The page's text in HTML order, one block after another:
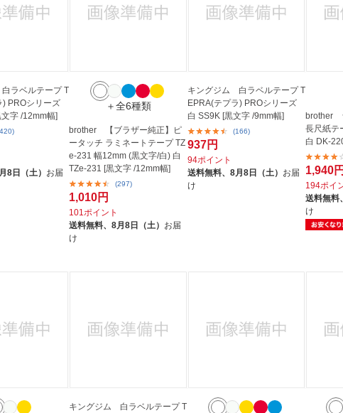
ラベルテープ T
) PROシリーズ
字 /12mm幅]
8日（土） お届
＋全6種類
brother 【ブラザー純正】ピ
ータッチ ラミネートテープ TZ
e-231 幅12mm (黒文字/白) 白
TZe-231 [黒文字 /12mm幅]
(297)
1,010円
101ポイント
送料無料、8月8日（土） お届
け
キングジム 白ラベルテープ T
EPRA(テプラ) PROシリーズ
白 SS9K [黒文字 /9mm幅]
(166)
937円
94ポイント
送料無料、 8月8日（土） お届
け
brother
長尺紙テ
白 DK-
1,940円
194ポイ
送料無料
け
キングジム 白ラベルテープ T